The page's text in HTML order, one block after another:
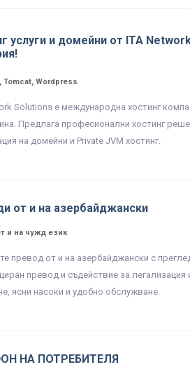
услуги и домейни от ITA
Tomcat, Wordpress
Solutions е международна хостинг
Предлага професионални хостинг
на домейни и Private JVM хостинг.
от и на азербайджански
и на чужд език
превод от и на азербайджански с
превод и съдействие за легализация
ясни насоки и удобно обслужване.
НА ПОТРЕБИТЕЛЯ